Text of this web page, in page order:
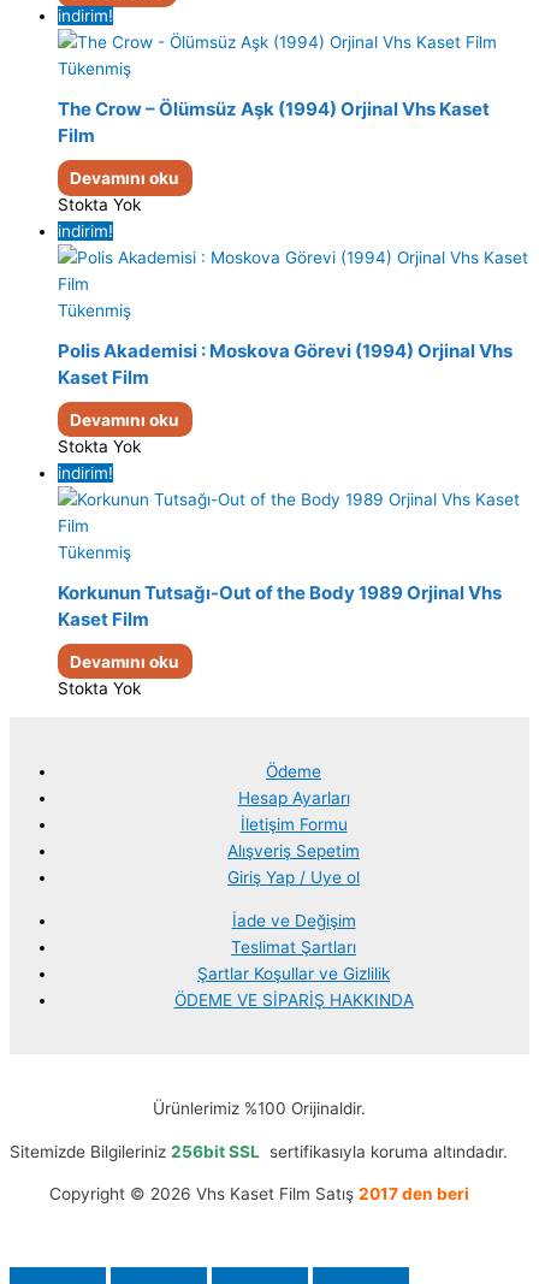
indirim!
Tükenmiş
The Crow – Ölümsüz Aşk (1994) Orjinal Vhs Kaset
Film
Devamını oku
Stokta Yok
indirim!
Tükenmiş
Polis Akademisi : Moskova Görevi (1994) Orjinal Vhs
Kaset Film
Devamını oku
Stokta Yok
indirim!
Tükenmiş
Korkunun Tutsağı-Out of the Body 1989 Orjinal Vhs
Kaset Film
Devamını oku
Stokta Yok
Ödeme
Hesap Ayarları
İletişim Formu
Alışveriş Sepetim
Giriş Yap / Uye ol
İade ve Değişim
Teslimat Şartları
Şartlar Koşullar ve Gizlilik
ÖDEME VE SİPARİŞ HAKKINDA
Ürünlerimiz %100 Orijinaldir.
Sitemizde Bilgileriniz 256bit SSL sertifikasıyla koruma altındadır.
Copyright © 2026 Vhs Kaset Film Satış 2017 den beri